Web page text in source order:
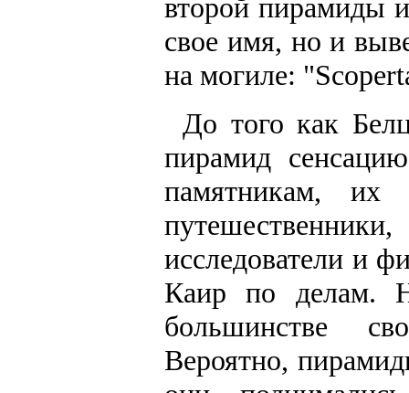
второй пирамиды
свое имя, но и
на могиле:
До того как
пирамид
памятникам, их
исследователи и
Каир по делам.
большинстве
Вероятно,